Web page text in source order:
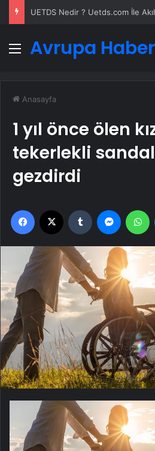
Menü
Avrupa
Anasayfa
1 yıl önce ölen
tekerlekli
gezdirdi
Facebook Tumblr